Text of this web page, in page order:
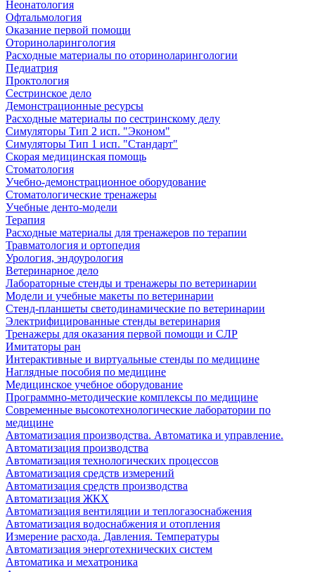
Неонатология
Офтальмология
Оказание первой помощи
Оториноларингология
Расходные материалы по оториноларингологии
Педиатрия
Проктология
Сестринское дело
Демонстрационные ресурсы
Расходные материалы по сестринскому делу
Симуляторы Тип 2 исп. "Эконом"
Симуляторы Тип 1 исп. "Стандарт"
Скорая медицинская помощь
Стоматология
Учебно-демонстрационное оборудование
Стоматологические тренажеры
Учебные денто-модели
Терапия
Расходные материалы для тренажеров по терапии
Травматология и ортопедия
Урология, эндоурология
Ветеринарное дело
Лабораторные стенды и тренажеры по ветеринарии
Модели и учебные макеты по ветеринарии
Стенд-планшеты светодинамические по ветеринарии
Электрифицированные стенды ветеринария
Тренажеры для оказания первой помощи и СЛР
Имитаторы ран
Интерактивные и виртуальные стенды по медицине
Наглядные пособия по медицине
Медицинское учебное оборудование
Программно-методические комплексы по медицине
Современные высокотехнологические лаборатории по
медицине
Автоматизация производства. Автоматика и управление.
Автоматизация производства
Автоматизация технологических процессов
Автоматизация средств измерений
Автоматизация средств производства
Автоматизация ЖКХ
Автоматизация вентиляции и теплогазоснабжения
Автоматизация водоснабжения и отопления
Измерение расхода. Давления. Температуры
Автоматизация энерготехнических систем
Автоматика и мехатроника